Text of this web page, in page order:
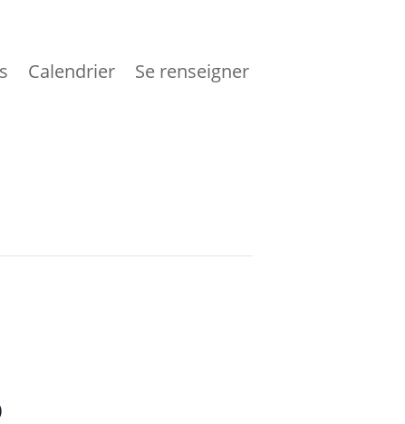
Calendrier Se renseigner